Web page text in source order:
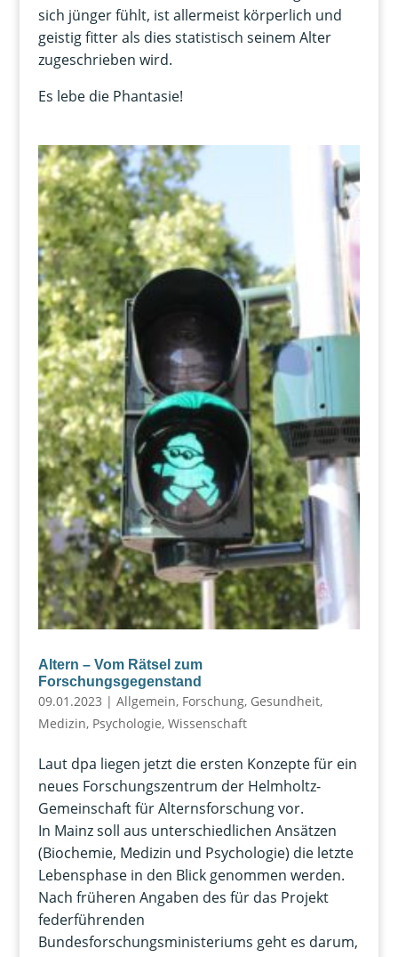
sich jünger fühlt, ist allermeist körperlich und
geistig fitter als dies statistisch seinem Alter
zugeschrieben wird.
Es lebe die Phantasie!
Altern – Vom Rätsel zum
Forschungsgegenstand
09.01.2023 | Allgemein, Forschung, Gesundheit,
Medizin, Psychologie, Wissenschaft
Laut dpa liegen jetzt die ersten Konzepte für ein
neues Forschungszentrum der Helmholtz-
Gemeinschaft für Alternsforschung vor.
In Mainz soll aus unterschiedlichen Ansätzen
(Biochemie, Medizin und Psychologie) die letzte
Lebensphase in den Blick genommen werden.
Nach früheren Angaben des für das Projekt
federführenden
Bundesforschungsministeriums geht es darum,